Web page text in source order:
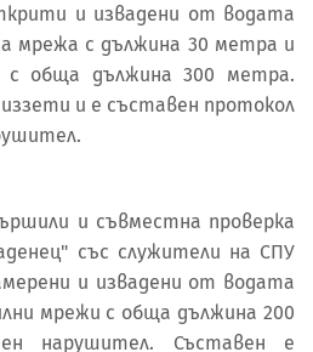
и извадени от водата
мрежа с дължина 30 метра и
с обща дължина 300 метра.
и е съставен протокол
и съвместна проверка
със служители на СПУ
и извадени от водата
мрежи с обща дължина 200
нарушител. Съставен е